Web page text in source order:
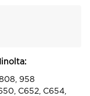
958
C652, C654,